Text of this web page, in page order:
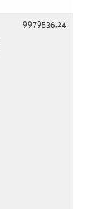
9979536,24